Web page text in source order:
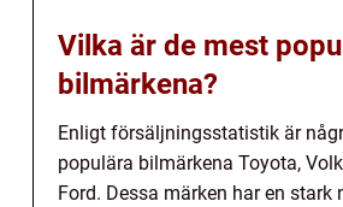
Vilka är de mest
bilmärkena?
Enligt försäljningsstatistik är
populära bilmärkena Toyota,
Ford. Dessa märken har en stark